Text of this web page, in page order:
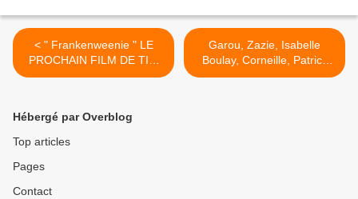
< " Frankenweenie " LE
PROCHAIN FILM DE TIM
BURTON
Garou, Zazie, Isabelle
Boulay, Corneille, Patrick
Bruel et Jean Baptiste
Hébergé par Overblog
Top articles
Pages
Contact